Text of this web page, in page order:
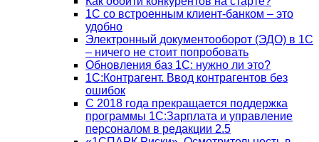
1C со встроенным клиент-банком – это
удобно
Электронный документооборот (ЭДО) в 1С
– ничего не стоит попробовать
Обновления баз 1С: нужно ли это?
1С:Контрагент. Ввод контрагентов без
ошибок
С 2018 года прекращается поддержка
программы 1С:Зарплата и управление
персоналом в редакции 2.5